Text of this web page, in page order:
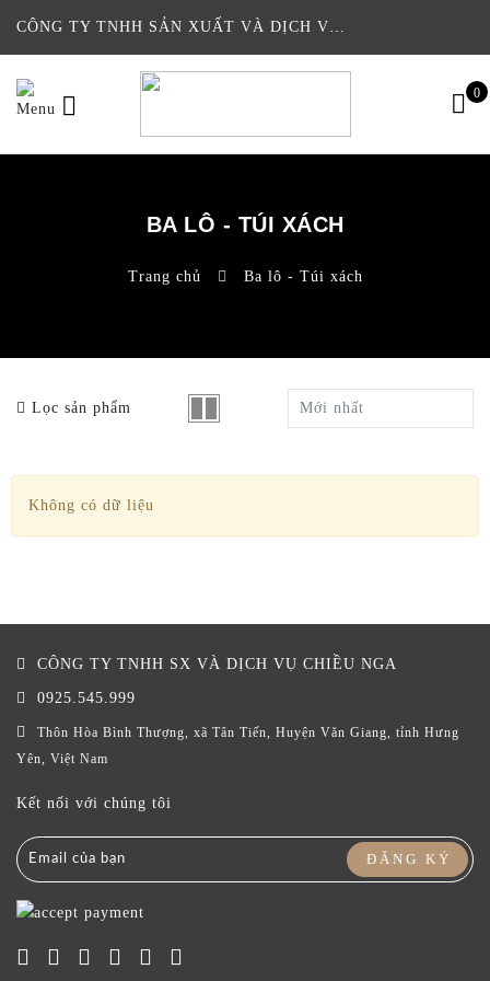
CÔNG TY TNHH SẢN XUẤT VÀ DỊCH VỤ THƯƠNG MẠI CHIỀU NGA
0
BA LÔ - TÚI XÁCH
Trang chủ Ba lô - Túi xách
Lọc sản phẩm Mới nhất
Không có dữ liệu
CÔNG TY TNHH SX VÀ DỊCH VỤ CHIỀU NGA
0925.545.999
Thôn Hòa Bình Thượng, xã Tân Tiến, Huyện Văn Giang, tỉnh Hưng
Yên, Việt Nam
Kết nối với chúng tôi
ĐĂNG KÝ